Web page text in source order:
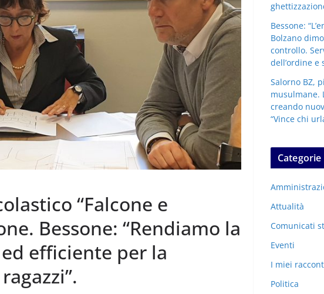
“Falcone e
Bessone: “Rendiamo la
efficiente per la
Bessone:
Bolzano
controllo.
dell’ordine e
Salorno BZ,
musulmane.
creando
“Vince chi
Categorie
Attualità
Comunicati
Eventi
I miei
Politica